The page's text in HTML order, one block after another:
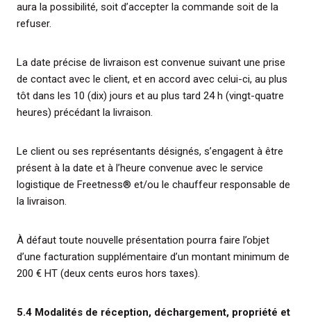
aura la possibilité, soit d’accepter la commande soit de la
refuser.
La date précise de livraison est convenue suivant une prise
de contact avec le client, et en accord avec celui-ci, au plus
tôt dans les 10 (dix) jours et au plus tard 24 h (vingt-quatre
heures) précédant la livraison.
Le client ou ses représentants désignés, s’engagent à être
présent à la date et à l’heure convenue avec le service
logistique de Freetness® et/ou le chauffeur responsable de
la livraison.
À défaut toute nouvelle présentation pourra faire l’objet
d’une facturation supplémentaire d’un montant minimum de
200 € HT (deux cents euros hors taxes).
5.4 Modalités de réception, déchargement, propriété et